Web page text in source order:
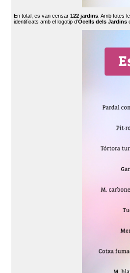
En total, es van censar 122 jardins . Amb totes
identificats amb el logotip d’Ocells dels Jardins